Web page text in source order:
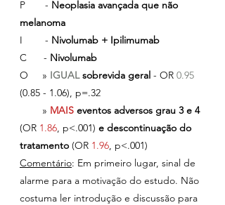
P       - Neoplasia avançada que não
melanoma
I        - Nivolumab + Ipilimumab
C      - Nivolumab
O     » IGUAL sobrevida geral - OR 0.95
(0.85 - 1.06), p=.32
        »
MAIS eventos adversos grau 3 e 4
(OR 1.86, p<.001) e descontinuação do
tratamento (OR 1.96, p<.001)
Comentário: Em primeiro lugar, sinal de
alarme para a motivação do estudo. Não
costuma ler introdução e discussão para